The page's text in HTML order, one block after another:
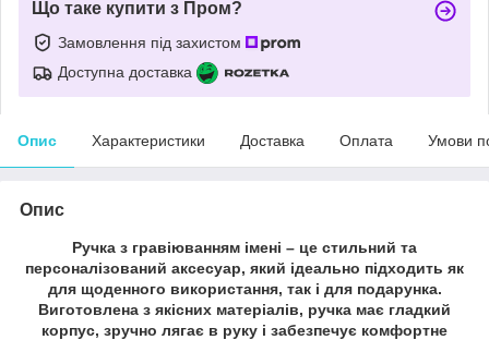
Що таке купити з Пром?
Замовлення під захистом
Доступна доставка
Опис Характеристики Доставка Оплата Умови
Опис
Ручка з гравіюванням імені – це стильний та
персоналізований аксесуар, який ідеально підходить як
для щоденного використання, так і для подарунка.
Виготовлена з якісних матеріалів, ручка має гладкий
корпус, зручно лягає в руку і забезпечує комфортне